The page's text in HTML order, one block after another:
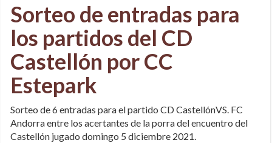
Sorteo de entradas para
los partidos del CD
Castellón por CC
Estepark
Sorteo de 6 entradas para el partido CD CastellónVS. FC
Andorra entre los acertantes de la porra del encuentro del
Castellón jugado domingo 5 diciembre 2021.